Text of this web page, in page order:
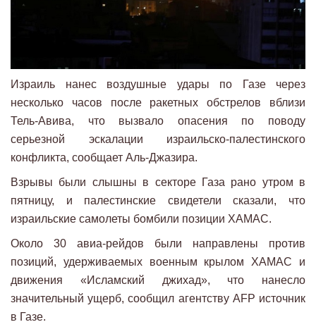
Израиль нанес воздушные удары по Газе через
несколько часов после ракетных обстрелов вблизи
Тель-Авива, что вызвало опасения по поводу
серьезной эскалации израильско-палестинского
конфликта, сообщает Аль-Джазира.
Взрывы были слышны в секторе Газа рано утром в
пятницу, и палестинские свидетели сказали, что
израильские самолеты бомбили позиции ХАМАС.
Около 30 авиа-рейдов были направлены против
позиций, удерживаемых военным крылом ХАМАС и
движения «Исламский джихад», что нанесло
значительный ущерб, сообщил агентству AFP источник
в Газе.